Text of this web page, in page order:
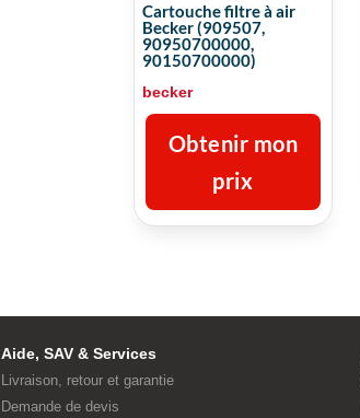
Cartouche filtre à air
Becker (909507,
90950700000,
90150700000)
becker
Obtenir mon
prix
Aide, SAV & Services
Livraison, retour et garantie
Demande de devis